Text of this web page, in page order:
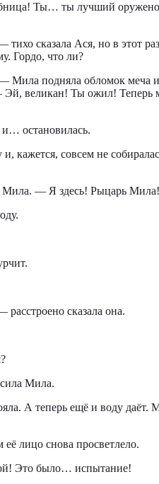
Ты… ты лучший
сказала Ася, но в этот
Гордо, что ли?
Мила подняла обломок меча и
Эй, великан! Ты ожил! Теперь
остановилась.
кажется, совсем не
— Я здесь! Рыцарь Мила!
сказала она.
Мила.
А теперь ещё и воду даёт.
лицо снова просветлело.
Это было… испытание!